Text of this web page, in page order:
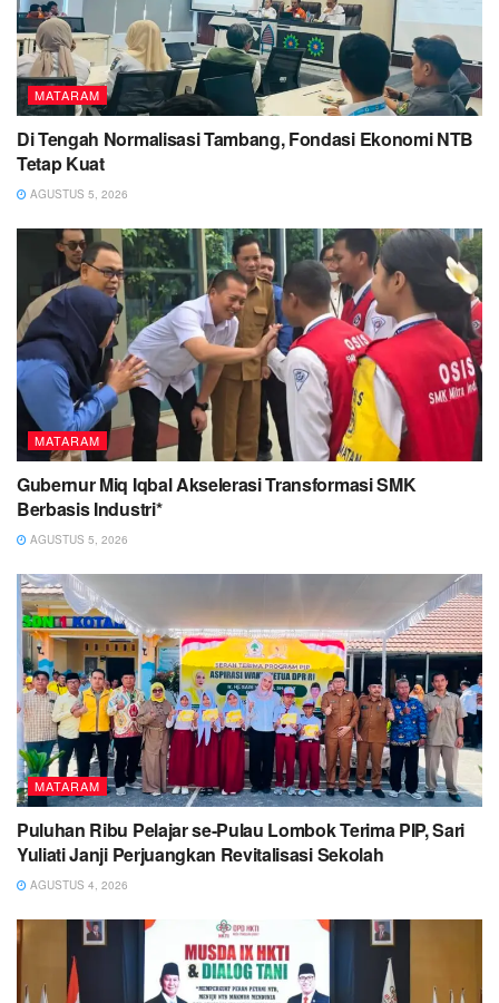
MATARAM
Di Tengah Normalisasi Tambang, Fondasi Ekonomi NTB
Tetap Kuat
AGUSTUS 5, 2026
MATARAM
Gubernur Miq Iqbal Akselerasi Transformasi SMK
Berbasis Industri*
AGUSTUS 5, 2026
MATARAM
Puluhan Ribu Pelajar se-Pulau Lombok Terima PIP, Sari
Yuliati Janji Perjuangkan Revitalisasi Sekolah
AGUSTUS 4, 2026